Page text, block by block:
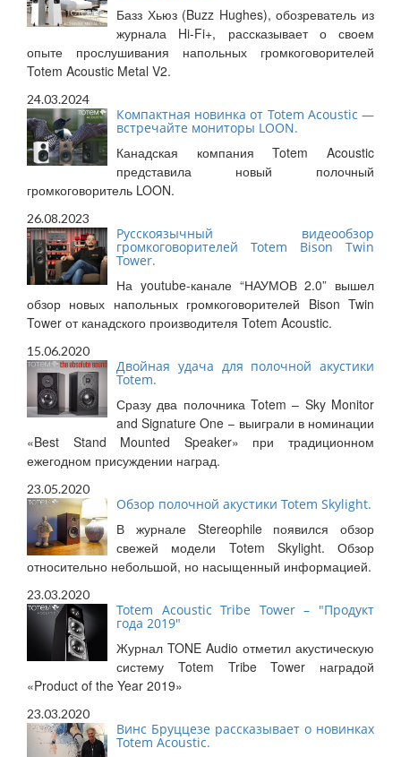
Базз Хьюз (Buzz Hughes), обозреватель из
журнала Hi-Fi+, рассказывает о своем
опыте прослушивания напольных громкоговорителей
Totem Acoustic Metal V2.
24.03.2024
Компактная новинка от Totem Acoustic —
встречайте мониторы LOON.
Канадская компания Totem Acoustic
представила новый полочный
громкоговоритель LOON.
26.08.2023
Русскоязычный видеообзор
громкоговорителей Totem Bison Twin
Tower.
На youtube-канале “НАУМОВ 2.0” вышел
обзор новых напольных громкоговорителей Bison Twin
Tower от канадского производителя Totem Acoustic.
15.06.2020
Двойная удача для полочной акустики
Totem.
Сразу два полочника Totem – Sky Monitor
and Signature One – выиграли в номинации
«Best Stand Mounted Speaker» при традиционном
ежегодном присуждении наград.
23.05.2020
Обзор полочной акустики Totem Skylight.
В журнале Stereophile появился обзор
свежей модели Totem Skylight. Обзор
относительно небольшой, но насыщенный информацией.
23.03.2020
Totem Acoustic Tribe Tower – "Продукт
года 2019"
Журнал TONE Audio отметил акустическую
систему Totem Tribe Tower наградой
«Product of the Year 2019»
23.03.2020
Винс Бруццезе рассказывает о новинках
Totem Acoustic.